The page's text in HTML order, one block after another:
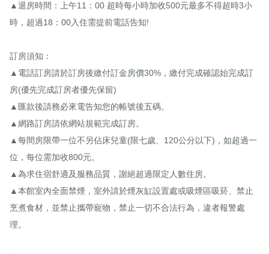
▲退房時間：上午11：00 超時每小時加收500元最多不得超時3小
時，超過18：00入住需提前電話告知!
訂房須知：
▲電話訂房請於訂房後繳付訂金房價30%，繳付完成確認始完成訂
房(優先完成訂房者優先保留)
▲匯款後請務必來電告知您的帳號後五碼。
▲網路訂房請依網站規範完成訂房。
▲每間房限帶一位不另佔床兒童(限七歲、120公分以下)，如超過一
位，每位需加收800元。
▲為求住宿舒適及服務品質，謝絕超過限定人數住房。
▲本館室內全面禁煙，室外請於煙灰缸設置處或吸煙區吸菸、禁止
烹煮食材，並禁止攜帶寵物，禁止一切不合法行為，違者報警處
理。